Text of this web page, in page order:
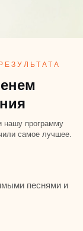
нашу программу
самое лучшее.
песнями и